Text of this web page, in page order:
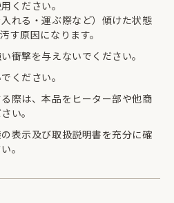
ください。
入れる・運ぶ際など）傾けた状態
す原因になります。
衝撃を与えないでください。
ください。
際は、本品をヒーター部や他商
い。
表示及び取扱説明書を充分に確
。